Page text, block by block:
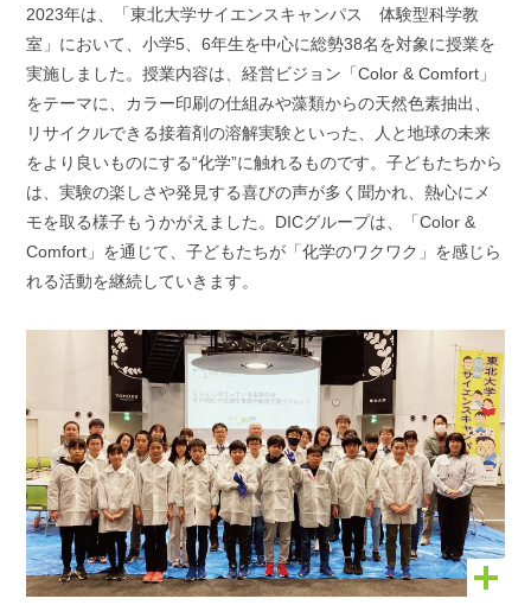
2023年は、「東北大学サイエンスキャンパス 体験型科学教
室」において、小学5、6年生を中心に総勢38名を対象に授業を
実施しました。授業内容は、経営ビジョン「Color & Comfort」
をテーマに、カラー印刷の仕組みや藻類からの天然色素抽出、
リサイクルできる接着剤の溶解実験といった、人と地球の未来
をより良いものにする“化学”に触れるものです。子どもたちから
は、実験の楽しさや発見する喜びの声が多く聞かれ、熱心にメ
モを取る様子もうかがえました。DICグループは、「Color &
Comfort」を通じて、子どもたちが「化学のワクワク」を感じら
れる活動を継続していきます。